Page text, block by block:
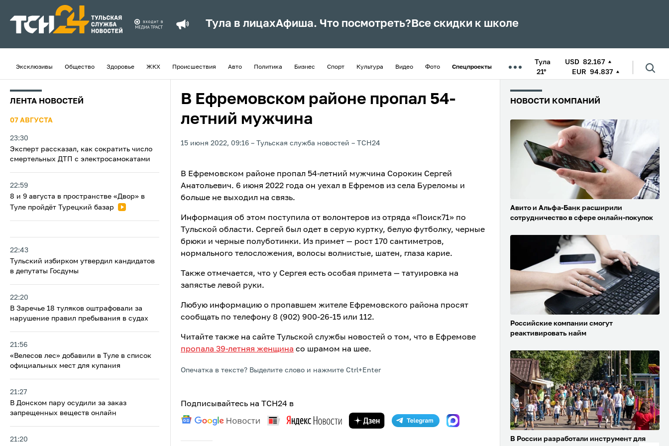
Тула в лицахАфиша. Что посмотреть? Все скидки к школе
Эксклюзивы Общество Здоровье ЖКХ Происшествия Авто Политика Бизнес Спорт Культура Видео Фото Спецпроекты
Тула
21°
USD 82.167
EUR 94.837
ЛЕНТА НОВОСТЕЙ
07 АВГУСТА
23:30
Эксперт рассказал, как сократить число
смертельных ДТП с электросамокатами
22:59
8 и 9 августа в пространстве «Двор» в
Туле пройдёт Турецкий базар
22:43
Тульский избирком утвердил кандидатов
в депутаты Госдумы
22:20
В Заречье 18 туляков оштрафовали за
нарушение правил пребывания в судах
21:56
«Велесов лес» добавили в Туле в список
официальных мест для купания
21:27
В Донском пару осудили за заказ
запрещенных веществ онлайн
21:20
В Ефремовском районе пропал 54-
летний мужчина
15 июня 2022, 09:16 Тульская служба новостей ТСН24
В Ефремовском районе пропал 54-летний мужчина Сорокин Сергей
Анатольевич. 6 июня 2022 года он уехал в Ефремов из села Буреломы и
больше не выходил на связь.
Информация об этом поступила от волонтеров из отряда «Поиск71» по
Тульской области. Сергей был одет в серую куртку, белую футболку, черные
брюки и черные полуботинки. Из примет — рост 170 сантиметров,
нормального телосложения, волосы волнистые, шатен, глаза карие.
Также отмечается, что у Сергея есть особая примета — татуировка на
запястье левой руки.
Любую информацию о пропавшем жителе Ефремовского района просят
сообщать по телефону 8 (902) 900-26-15 или 112.
Читайте также на сайте Тульской службы новостей о том, что в Ефремове
пропала 39-летняя женщина со шрамом на шее.
Опечатка в тексте? Выделите слово и нажмите Ctrl+Enter
Подписывайтесь на ТСН24 в
НОВОСТИ КОМПАНИЙ
Авито и Альфа-Банк расширили
сотрудничество в сфере онлайн-покупок
Российские компании смогут
реактивировать найм
В России разработали инструмент для